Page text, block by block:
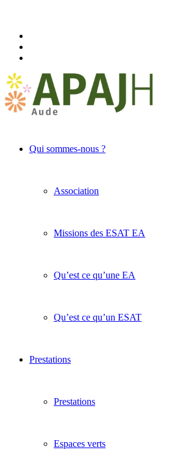
Qui sommes-nous ?
Association
Missions des ESAT EA
Qu’est ce qu’une EA
Qu’est ce qu’un ESAT
Prestations
Prestations
Espaces verts